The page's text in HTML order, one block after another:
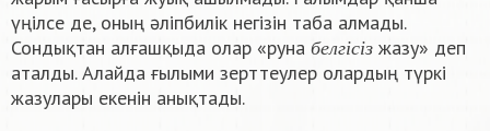
үңілсе де, оның әліпбилік негізін таба алмады.
Сондықтан алғашқыда олар «руна
б ел г і с і з
бе лгісізжазу» деп
аталды. Алайда ғылыми зерттеулер олардың түркі
жазулары екенін анықтады.